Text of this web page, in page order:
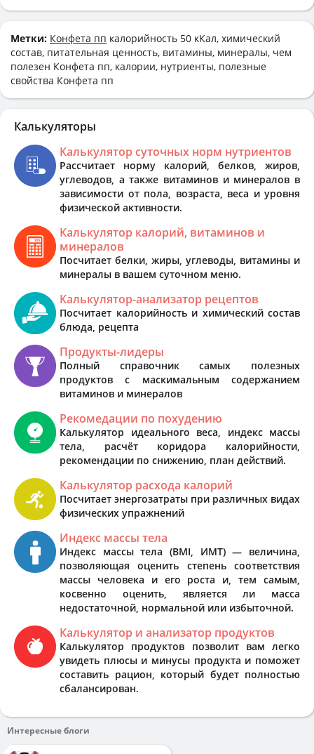
Метки: Конфета пп калорийность 50 кКал, химический
состав, питательная ценность, витамины, минералы, чем
полезен Конфета пп, калории, нутриенты, полезные
свойства Конфета пп
Калькуляторы
Калькулятор суточных норм нутриентов
Рассчитает норму калорий, белков, жиров,
углеводов, а также витаминов и минералов в
зависимости от пола, возраста, веса и уровня
физической активности.
Калькулятор калорий, витаминов и
минералов
Посчитает белки, жиры, углеводы, витамины и
минералы в вашем суточном меню.
Калькулятор-анализатор рецептов
Посчитает калорийность и химический состав
блюда, рецепта
Продукты-лидеры
Полный справочник самых полезных
продуктов с маскимальным содержанием
витаминов и минералов
Рекомедации по похудению
Калькулятор идеального веса, индекс массы
тела, расчёт коридора калорийности,
рекомендации по снижению, план действий.
Калькулятор расхода калорий
Посчитает энергозатраты при различных видах
физических упражнений
Индекс массы тела
Индекс массы тела (BMI, ИМТ) — величина,
позволяющая оценить степень соответствия
массы человека и его роста и, тем самым,
косвенно оценить, является ли масса
недостаточной, нормальной или избыточной.
Калькулятор и анализатор продуктов
Калькулятор продуктов позволит вам легко
увидеть плюсы и минусы продукта и поможет
составить рацион, который будет полностью
сбалансирован.
Интересные блоги